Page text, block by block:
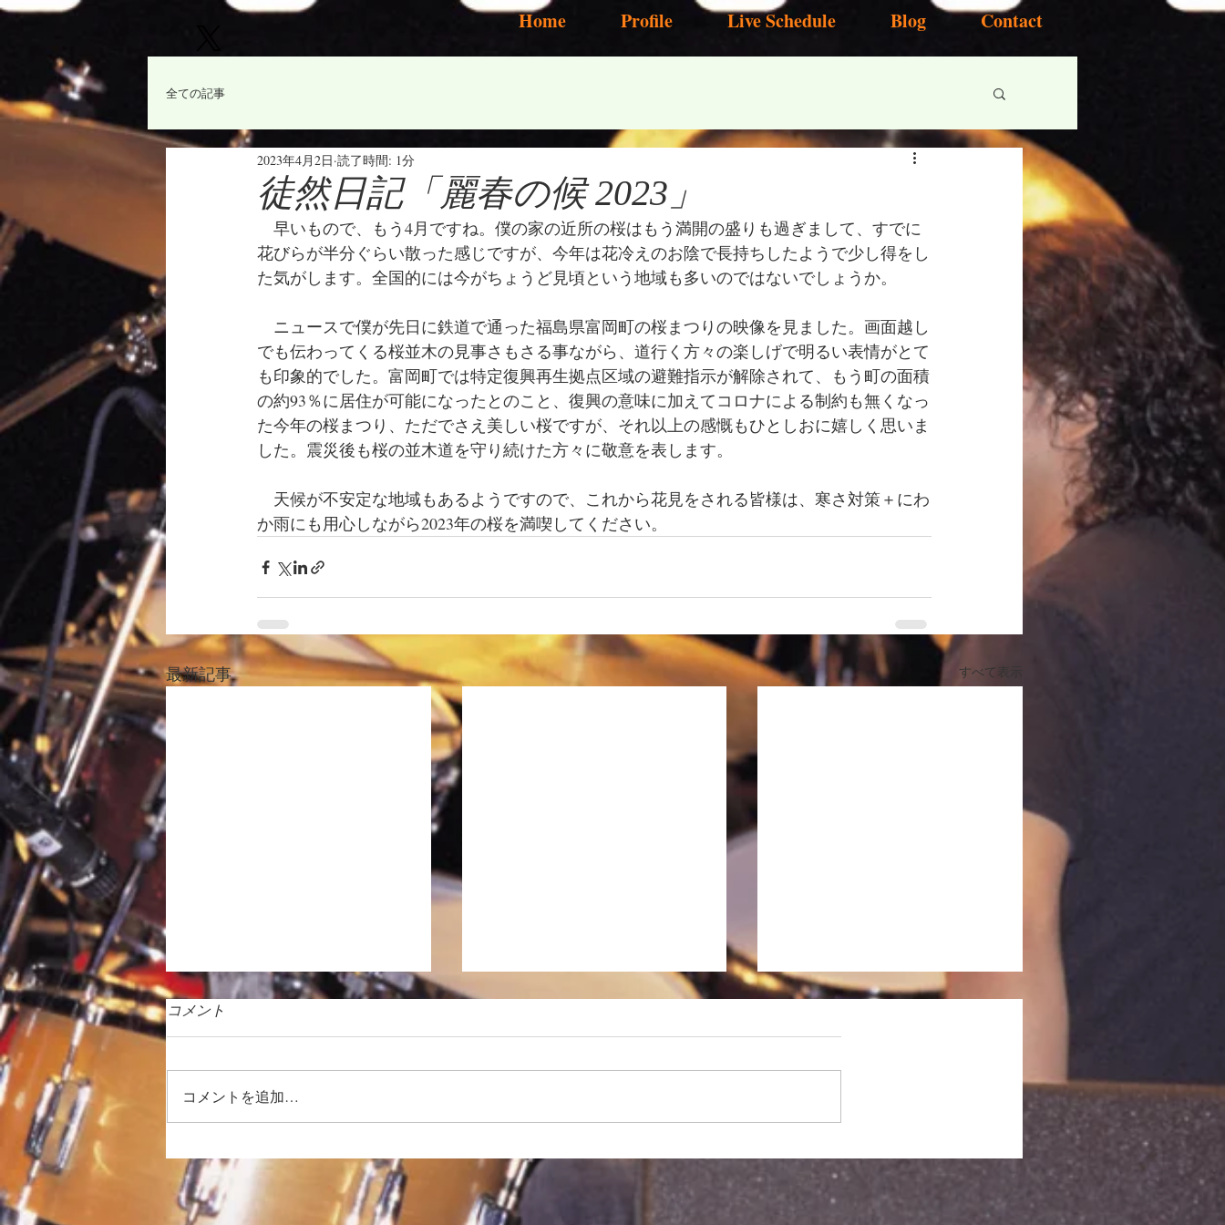
Home Profile Live Schedule Blog Contact
全ての記事
徒然日記「麗春の候 2023」
2023年4月2日 読了時間: 1分
早いもので、もう4月ですね。僕の家の近所の桜はもう満開の盛りも過ぎまして、すでに
花びらが半分ぐらい散った感じですが、今年は花冷えのお陰で長持ちしたようで少し得をし
た気がします。全国的には今がちょうど見頃という地域も多いのではないでしょうか。
ニュースで僕が先日に鉄道で通った福島県富岡町の桜まつりの映像を見ました。画面越し
でも伝わってくる桜並木の見事さもさる事ながら、道行く方々の楽しげで明るい表情がとて
も印象的でした。 富岡町では特定復興再生拠点区域の避難指示が解除されて、もう町の面積
の約93％に居住が可能になったとのこと、復興の意味に加えてコロナによる制約も無くなっ
た今年の桜まつり、ただでさえ美しい桜ですが、それ以上の感慨もひとしおに嬉しく思いま
した。震災後も桜の並木道を守り続けた方々に敬意を表します。
天候が不安定な地域もあるようですので、これから花見をされる皆様は、寒さ対策＋にわ
か雨にも用心しながら2023年の桜を満喫してください。
最新記事 すべて表示
徒然日記「長雨の候 2026」
私、昨日から大阪に入っていま
っていたように思いますが、関東
並みの梅雨明けらしいので、ま
あ、順当ということだと思いま
す。 いよいよ本日の大阪公演
コメント
コメントを追加…